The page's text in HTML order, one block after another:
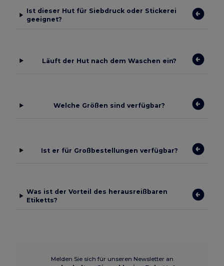
Ist dieser Hut für Siebdruck oder Stickerei
geeignet?
Läuft der Hut nach dem Waschen ein?
Welche Größen sind verfügbar?
Ist er für Großbestellungen verfügbar?
Was ist der Vorteil des herausreißbaren
Etiketts?
Melden Sie sich für unseren Newsletter an